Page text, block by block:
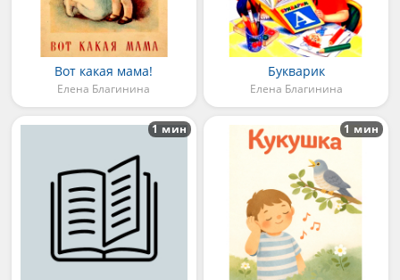
Вот какая мама!
Елена Благинина
Букварик
Елена Благинина
1 мин 1 мин